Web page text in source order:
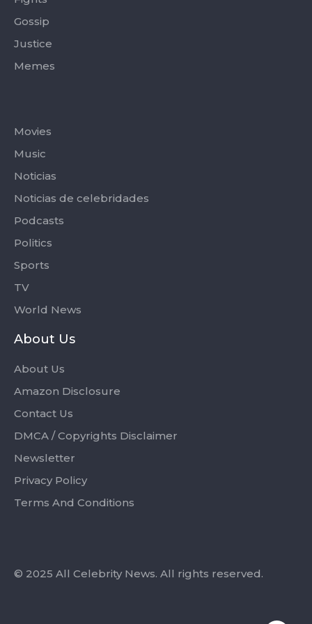
Gossip
Justice
Memes
Movies
Music
Noticias
Noticias de celebridades
Podcasts
Politics
Sports
TV
World News
About Us
About Us
Amazon Disclosure
Contact Us
DMCA / Copyrights Disclaimer
Newsletter
Privacy Policy
Terms And Conditions
© 2025 All Celebrity News. All rights reserved.